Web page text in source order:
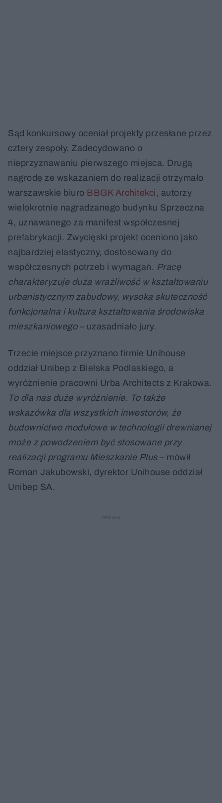
Sąd konkursowy oceniał projekty przesłane przez
cztery zespoły. Zadecydowano o
nieprzyznawaniu pierwszego miejsca. Drugą
nagrodę ze wskazaniem do realizacji otrzymało
warszawskie biuro BBGK Architekci , autorzy
wielokrotnie nagradzanego budynku Sprzeczna
4, uznawanego za manifest współczesnej
prefabrykacji. Zwycięski projekt oceniono jako
najbardziej elastyczny, dostosowany do
współczesnych potrzeb i wymagań. Pracę
charakteryzuje duża wrażliwość w kształtowaniu
urbanistycznym zabudowy, wysoka skuteczność
funkcjonalna i kultura kształtowania środowiska
mieszkaniowego– uzasadniało jury.
Trzecie miejsce przyznano firmie Unihouse
oddział Unibep z Bielska Podlaskiego, a
wyróżnienie pracowni Urba Architects z Krakowa.
To dla nas duże wyróżnienie. To także
wskazówka dla wszystkich inwestorów, że
budownictwo modułowe w technologii drewnianej
może z powodzeniem być stosowane przy
realizacji programu Mieszkanie Plus– mówił
Roman Jakubowski, dyrektor Unihouse oddział
Unibep SA.